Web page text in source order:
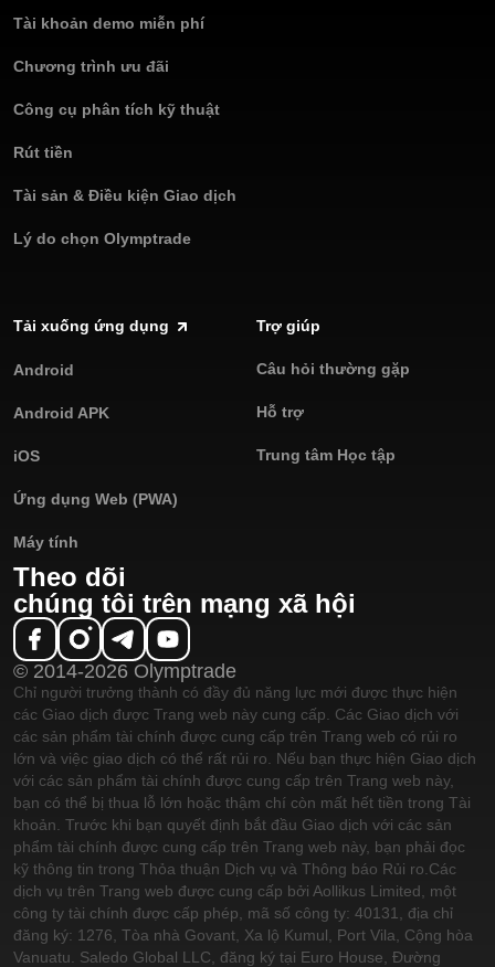
Tài khoản demo miễn phí
Chương trình ưu đãi
Công cụ phân tích kỹ thuật
Rút tiền
Tài sản & Điều kiện Giao dịch
Lý do chọn Olymptrade
Tải xuống ứng dụng
Android
Android APK
iOS
Ứng dụng Web (PWA)
Máy tính
Trợ giúp
Câu hỏi thường gặp
Hỗ trợ
Trung tâm Học tập
Theo dõi
chúng tôi trên mạng xã hội
© 2014-2026 Olymptrade
Chỉ người trưởng thành có đầy đủ năng lực mới được thực hiện
các Giao dịch được Trang web này cung cấp. Các Giao dịch với
các sản phẩm tài chính được cung cấp trên Trang web có rủi ro
lớn và việc giao dịch có thể rất rủi ro. Nếu bạn thực hiện Giao dịch
với các sản phẩm tài chính được cung cấp trên Trang web này,
bạn có thể bị thua lỗ lớn hoặc thậm chí còn mất hết tiền trong Tài
khoản. Trước khi bạn quyết định bắt đầu Giao dịch với các sản
phẩm tài chính được cung cấp trên Trang web này, bạn phải đọc
kỹ thông tin trong Thỏa thuận Dịch vụ và Thông báo Rủi ro. Các
dịch vụ trên Trang web được cung cấp bởi Aollikus Limited, một
công ty tài chính được cấp phép, mã số công ty: 40131, địa chỉ
đăng ký: 1276, Tòa nhà Govant, Xa lộ Kumul, Port Vila, Cộng hòa
Vanuatu. Saledo Global LLC, đăng ký tại Euro House, Đường